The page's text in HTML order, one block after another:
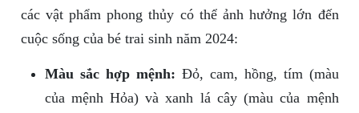
các vật phẩm phong thủy có thể ảnh hưởng lớn đến
cuộc sống của bé trai sinh năm 2024:
Màu sắc hợp mệnh: Đỏ, cam, hồng, tím (màu
của mệnh Hỏa) và xanh lá cây (màu của mệnh